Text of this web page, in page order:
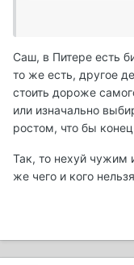
За 3 дня рыбалки
отремонтировать...
Саш, в Питере есть
то же есть, другое
стоить дороже
или изначально
ростом, что бы
Так, то нехуй чужим
же чего и кого